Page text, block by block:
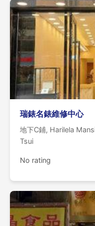
瑞錶名錶維修中心
地下C鋪, Harilela
Tsui
No rating